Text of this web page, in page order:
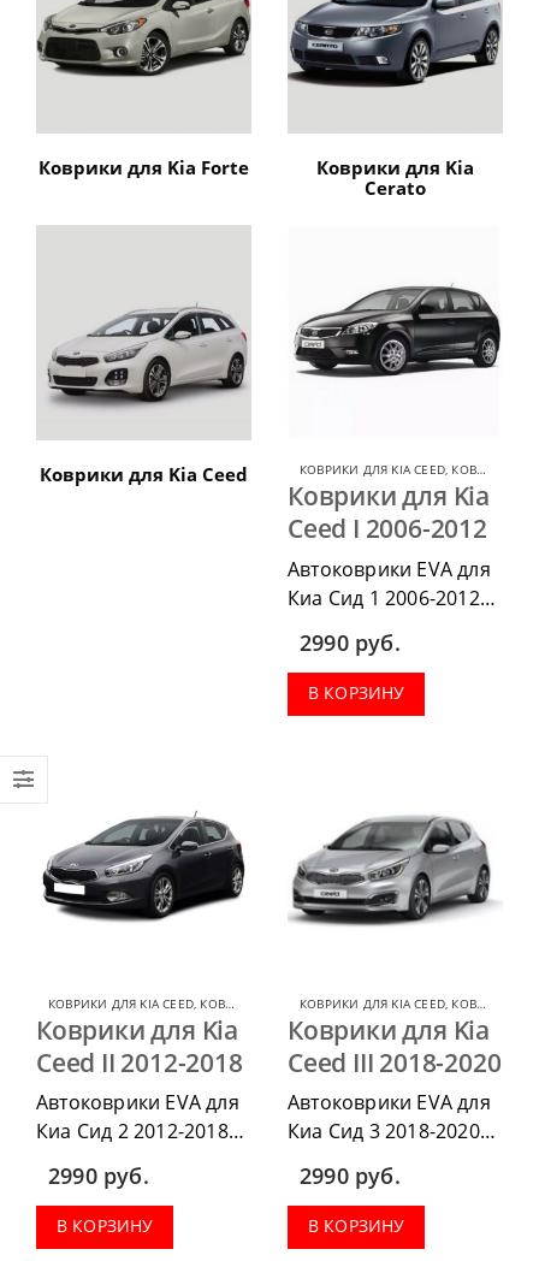
Коврики для Kia Forte
Коврики для Kia
Cerato
Коврики для Kia Ceed КОВРИКИ ДЛЯ KIA CEED, КОВРИКИ ДЛЯ KIA
Коврики для Kia
Ceed I 2006-2012
Автоковрики EVA для
Киа Сид 1 2006-2012
комплектации:
водительский коврик,
комплект передних,
2990 руб.
В КОРЗИНУ
КОВРИКИ ДЛЯ KIA CEED КОВРИКИ ДЛЯ KIA
Коврики для Kia
Ceed II 2012-2018
Автоковрики EVA для
Киа Сид 2 2012-2018
комплектации:
водительский коврик,
комплект передних,
2990 руб.
В КОРЗИНУ
КОВРИКИ ДЛЯ KIA CEED КОВРИКИ ДЛЯ KIA
Коврики для Kia
Ceed III 2018-2020
Автоковрики EVA для
Киа Сид 3 2018-2020
комплектации:
водительский коврик,
комплект передних,
2990 руб.
В КОРЗИНУ